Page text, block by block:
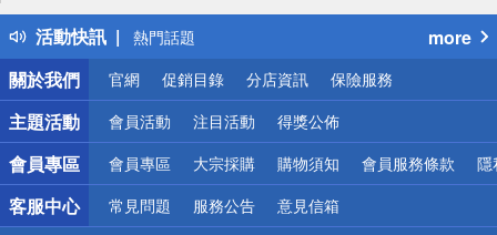
活動快訊
得獎公告
熱門話題
銀行優惠
偏遠地區配送
詐騙網頁！請小心！
more
關於我們
官網 促銷目錄 分店資訊 保險服務
主題活動 會員活動 注目活動 得獎公佈
會員專區 會員專區 大宗採購 購物須知 會員服務條款 隱
客服中心 常見問題 服務公告 意見信箱